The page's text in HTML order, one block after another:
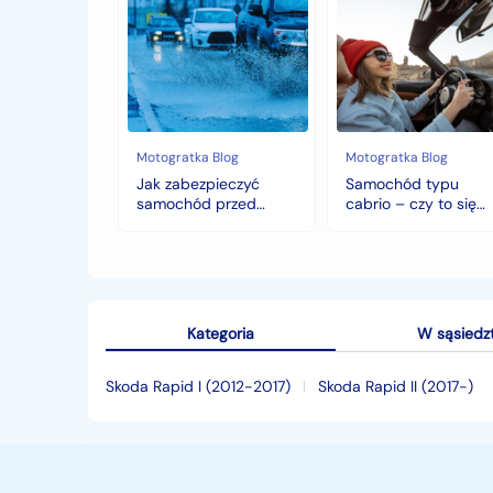
zabezpieczyć
samochód
przed
jesiennymi
chłodami
i
deszczem?
Motogratka Blog
Jak zabezpieczyć
samochód przed
cabrio
–
czy
to
się
opłaca
w
polskim
klimacie?
Motogratka Blog
Samochód typu
cabrio – czy to się
Kategoria
Skoda Rapid I (2012-2017) Skoda Rapid II (2017-)
W